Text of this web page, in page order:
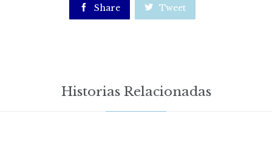
 Share  Tweet
Historias Relacionadas